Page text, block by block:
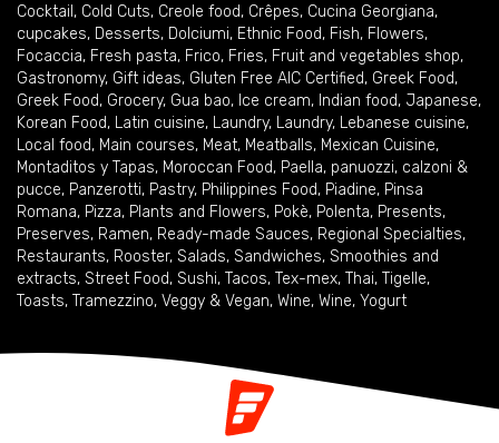
Cocktail , Cold Cuts, Creole food, Crêpes, Cucina Georgiana,
cupcakes, Desserts, Dolciumi, Ethnic Food, Fish, Flowers,
Focaccia, Fresh pasta, Frico, Fries, Fruit and vegetables shop,
Gastronomy, Gift ideas, Gluten Free AIC Certified, Greek Food,
Greek Food, Grocery, Gua bao, Ice cream, Indian food, Japanese,
Korean Food, Latin cuisine, Laundry, Laundry, Lebanese cuisine,
Local food, Main courses, Meat, Meatballs, Mexican Cuisine,
Montaditos y Tapas, Moroccan Food, Paella, panuozzi, calzoni &
pucce, Panzerotti, Pastry, Philippines Food, Piadine, Pinsa
Romana, Pizza, Plants and Flowers, Pokè, Polenta, Presents,
Preserves, Ramen, Ready-made Sauces, Regional Specialties,
Restaurants, Rooster, Salads, Sandwiches, Smoothies and
extracts, Street Food, Sushi, Tacos, Tex-mex, Thai, Tigelle,
Toasts, Tramezzino, Veggy & Vegan, Wine, Wine, Yogurt